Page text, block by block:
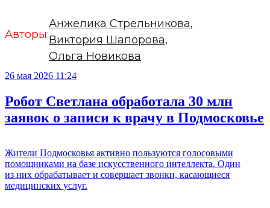
Авторы:
Анжелика Стрельникова,
Виктория Шапорова,
Ольга Новикова
26 мая 2026 11:24
Робот Светлана обработала 30 млн
заявок о записи к врачу в Подмосковье
Жители Подмосковья активно пользуются голосовыми
помощниками на базе искусственного интеллекта. Один
из них обрабатывает и совершает звонки, касающиеся
медицинских услуг.